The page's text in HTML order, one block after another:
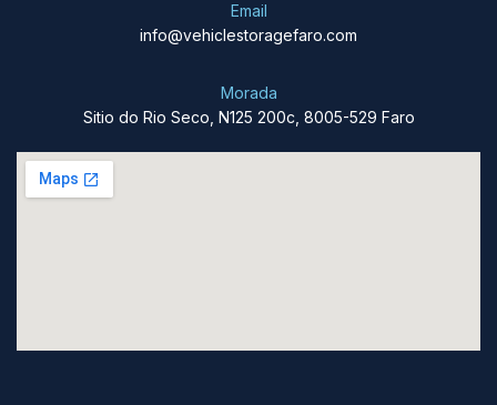
Email
info@vehiclestoragefaro.com
Morada
Sitio do Rio Seco, N125 200c, 8005-529 Faro